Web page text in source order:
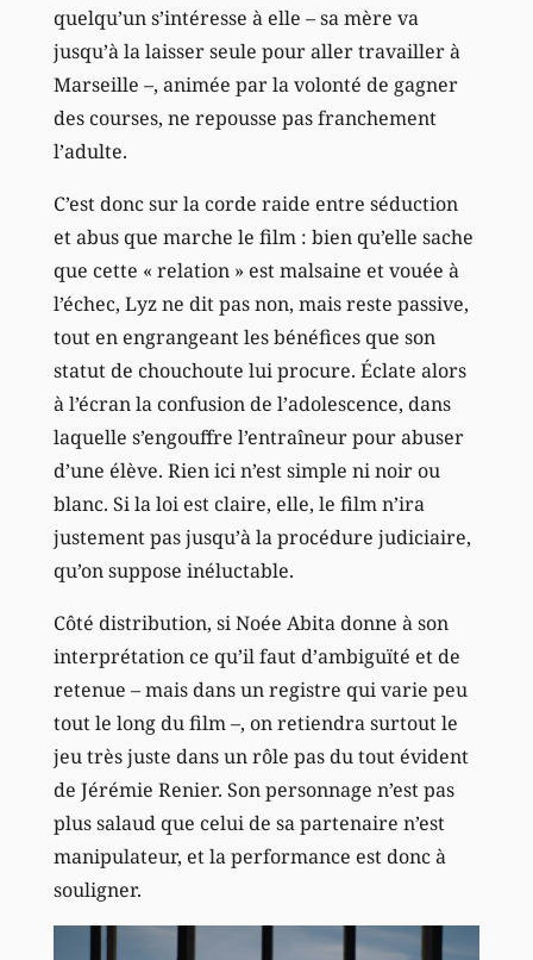
quelqu’un s’intéresse à elle – sa mère va
jusqu’à la laisser seule pour aller travailler à
Marseille –, animée par la volonté de gagner
des courses, ne repousse pas franchement
l’adulte.
C’est donc sur la corde raide entre séduction
et abus que marche le film : bien qu’elle sache
que cette « relation » est malsaine et vouée à
l’échec, Lyz ne dit pas non, mais reste passive,
tout en engrangeant les bénéfices que son
statut de chouchoute lui procure. Éclate alors
à l’écran la confusion de l’adolescence, dans
laquelle s’engouffre l’entraîneur pour abuser
d’une élève. Rien ici n’est simple ni noir ou
blanc. Si la loi est claire, elle, le film n’ira
justement pas jusqu’à la procédure judiciaire,
qu’on suppose inéluctable.
Côté distribution, si Noée Abita donne à son
interprétation ce qu’il faut d’ambiguïté et de
retenue – mais dans un registre qui varie peu
tout le long du film –, on retiendra surtout le
jeu très juste dans un rôle pas du tout évident
de Jérémie Renier. Son personnage n’est pas
plus salaud que celui de sa partenaire n’est
manipulateur, et la performance est donc à
souligner.